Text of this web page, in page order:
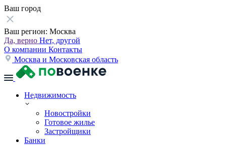
Ваш город
Ваш регион: Москва
Да, верно Нет, другой
О компании Контакты
Москва и Московская область
Недвижимость
Новостройки
Готовое жилье
Застройщики
Банки